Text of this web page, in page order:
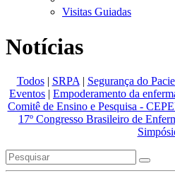
Visitas Guiadas
Notícias
Todos| SRPA | Segurança do
Eventos | Empoderamento da
Comitê de Ensino e Pesquisa -
17º Congresso Brasileiro de